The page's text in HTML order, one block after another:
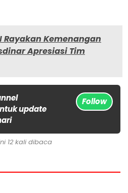
Rayakan Kemenangan
Apresiasi Tim
update
Follow
12 kali dibaca